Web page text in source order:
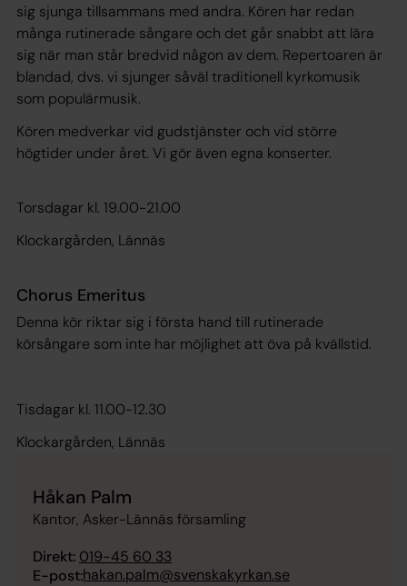
sig sjunga tillsammans med andra. Kören har redan
många rutinerade sångare och det går snabbt att lära
sig när man står bredvid någon av dem. Repertoaren är
blandad, dvs. vi sjunger såväl traditionell kyrkomusik
som populärmusik.
Kören medverkar vid gudstjänster och vid större
högtider under året. Vi gör även egna konserter.
Torsdagar kl. 19.00-21.00
Klockargården, Lännäs
Chorus Emeritus
Denna kör riktar sig i första hand till rutinerade
körsångare som inte har möjlighet att öva på kvällstid.
Tisdagar kl. 11.00-12.30
Klockargården, Lännäs
Håkan Palm
Kantor, Asker-Lännäs församling
Direkt: 019-45 60 33
E-post:hakan.palm@svenskakyrkan.se